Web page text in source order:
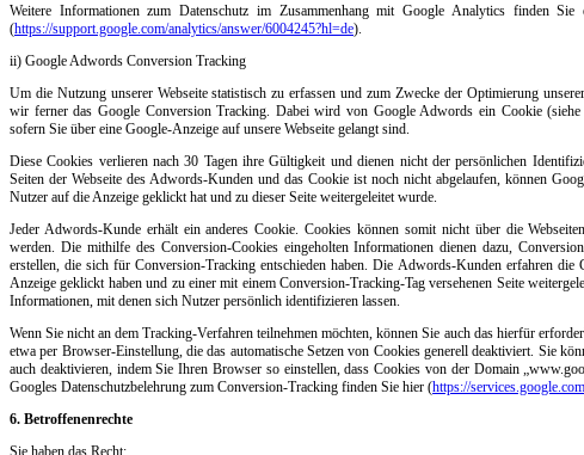
Weitere Informationen zum Datenschutz im Zusammenhang mit Google Analytics finden
(https://support.google.com/analytics/answer/6004245?hl=de).
ii) Google Adwords Conversion Tracking
Um die Nutzung unserer Webseite statistisch zu erfassen und zum Zwecke der Optimierung
wir ferner das Google Conversion Tracking. Dabei wird von Google Adwords ein Cookie
sofern Sie über eine Google-Anzeige auf unsere Webseite gelangt sind.
Diese Cookies verlieren nach 30 Tagen ihre Gültigkeit und dienen nicht der persönlichen
Seiten der Webseite des Adwords-Kunden und das Cookie ist noch nicht abgelaufen, können
Nutzer auf die Anzeige geklickt hat und zu dieser Seite weitergeleitet wurde.
Jeder Adwords-Kunde erhält ein anderes Cookie. Cookies können somit nicht über die
werden. Die mithilfe des Conversion-Cookies eingeholten Informationen dienen dazu,
erstellen, die sich für Conversion-Tracking entschieden haben. Die Adwords-Kunden erfahren die
Anzeige geklickt haben und zu einer mit einem Conversion-Tracking-Tag versehenen Seite
Informationen, mit denen sich Nutzer persönlich identifizieren lassen.
Wenn Sie nicht an dem Tracking-Verfahren teilnehmen möchten, können Sie auch das hierfür
etwa per Browser-Einstellung, die das automatische Setzen von Cookies generell deaktiviert. Sie
auch deaktivieren, indem Sie Ihren Browser so einstellen, dass Cookies von der Domain
Googles Datenschutzbelehrung zum Conversion-Tracking finden Sie hier (https://
6. Betroffenenrechte
Sie haben das Recht: